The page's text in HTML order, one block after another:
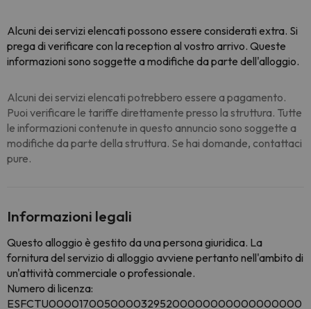
Alcuni dei servizi elencati possono essere considerati extra. Si
prega di verificare con la reception al vostro arrivo. Queste
informazioni sono soggette a modifiche da parte dell'alloggio.
Alcuni dei servizi elencati potrebbero essere a pagamento.
Puoi verificare le tariffe direttamente presso la struttura. Tutte
le informazioni contenute in questo annuncio sono soggette a
modifiche da parte della struttura. Se hai domande, contattaci
pure.
Informazioni legali
Questo alloggio è gestito da una persona giuridica. La
fornitura del servizio di alloggio avviene pertanto nell'ambito di
un'attività commerciale o professionale.
Numero di licenza:
ESFCTU00001700500003295200000000000000000